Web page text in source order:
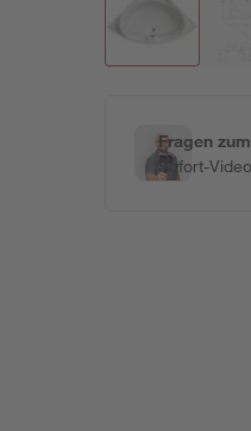
Fragen
Sofort-